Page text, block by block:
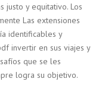
justo y equitativo. Los
Las extensiones
identificables y
invertir en sus viajes y
que se les
logra su objetivo.